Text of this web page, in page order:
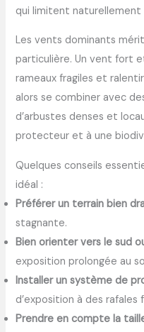
qui limitent naturellement
Les vents dominants
particulière. Un vent fort
rameaux fragiles et
alors se combiner avec
d’arbustes denses et
protecteur et à une
Quelques conseils
idéal :
Préférer un terrain bien
stagnante.
Bien orienter vers le sud
exposition prolongée au
Installer un système de
d’exposition à des rafales
Prendre en compte la